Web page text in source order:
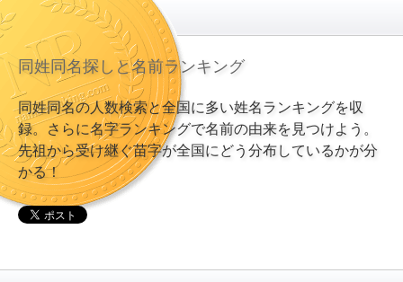
同姓同名探しと名前ランキング
同姓同名の人数検索と全国に多い姓名ランキングを収
録。さらに名字ランキングで名前の由来を見つけよう。
先祖から受け継ぐ苗字が全国にどう分布しているかが分
かる！